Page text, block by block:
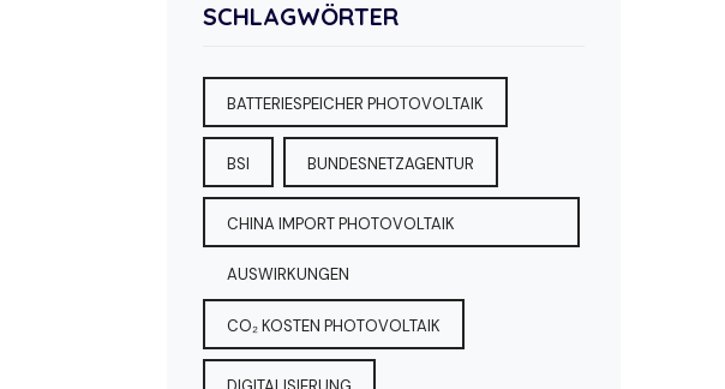
SCHLAGWÖRTER
BATTERIESPEICHER PHOTOVOLTAIK
BSI BUNDESNETZAGENTUR
CHINA IMPORT PHOTOVOLTAIK
AUSWIRKUNGEN
CO₂ KOSTEN PHOTOVOLTAIK